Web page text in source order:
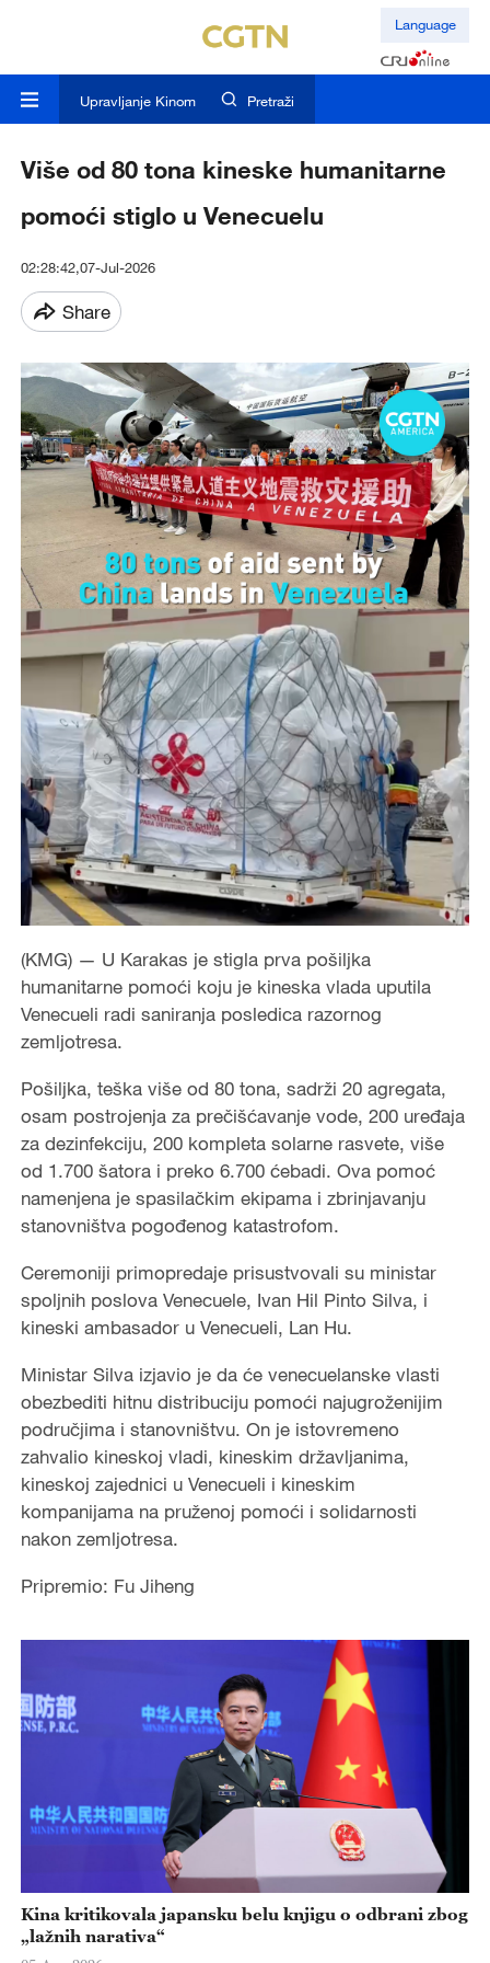
Language
Upravljanje Kinom Pretraži
Više od 80 tona kineske humanitarne
pomoći stiglo u Venecuelu
02:28:42,07-Jul-2026
Share
(KMG) — U Karakas je stigla prva pošiljka
humanitarne pomoći koju je kineska vlada uputila
Venecueli radi saniranja posledica razornog
zemljotresa.
Pošiljka, teška više od 80 tona, sadrži 20 agregata,
osam postrojenja za prečišćavanje vode, 200 uređaja
za dezinfekciju, 200 kompleta solarne rasvete, više
od 1.700 šatora i preko 6.700 ćebadi. Ova pomoć
namenjena je spasilačkim ekipama i zbrinjavanju
stanovništva pogođenog katastrofom.
Ceremoniji primopredaje prisustvovali su ministar
spoljnih poslova Venecuele, Ivan Hil Pinto Silva, i
kineski ambasador u Venecueli, Lan Hu.
Ministar Silva izjavio je da će venecuelanske vlasti
obezbediti hitnu distribuciju pomoći najugroženijim
područjima i stanovništvu. On je istovremeno
zahvalio kineskoj vladi, kineskim državljanima,
kineskoj zajednici u Venecueli i kineskim
kompanijama na pruženoj pomoći i solidarnosti
nakon zemljotresa.
Pripremio: Fu Jiheng
Kina kritikovala japansku belu knjigu o odbrani zbog
„lažnih narativa“